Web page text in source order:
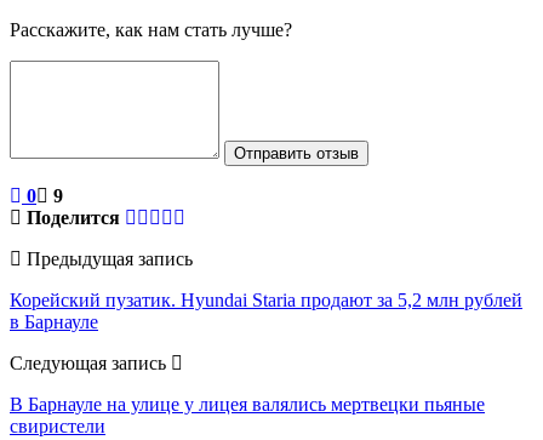
Расскажите, как нам стать лучше?
Отправить отзыв
0
9
Поделится
Предыдущая запись
Корейский пузатик. Hyundai Staria продают за 5,2 млн рублей
в Барнауле
Следующая запись
В Барнауле на улице у лицея валялись мертвецки пьяные
свиристели